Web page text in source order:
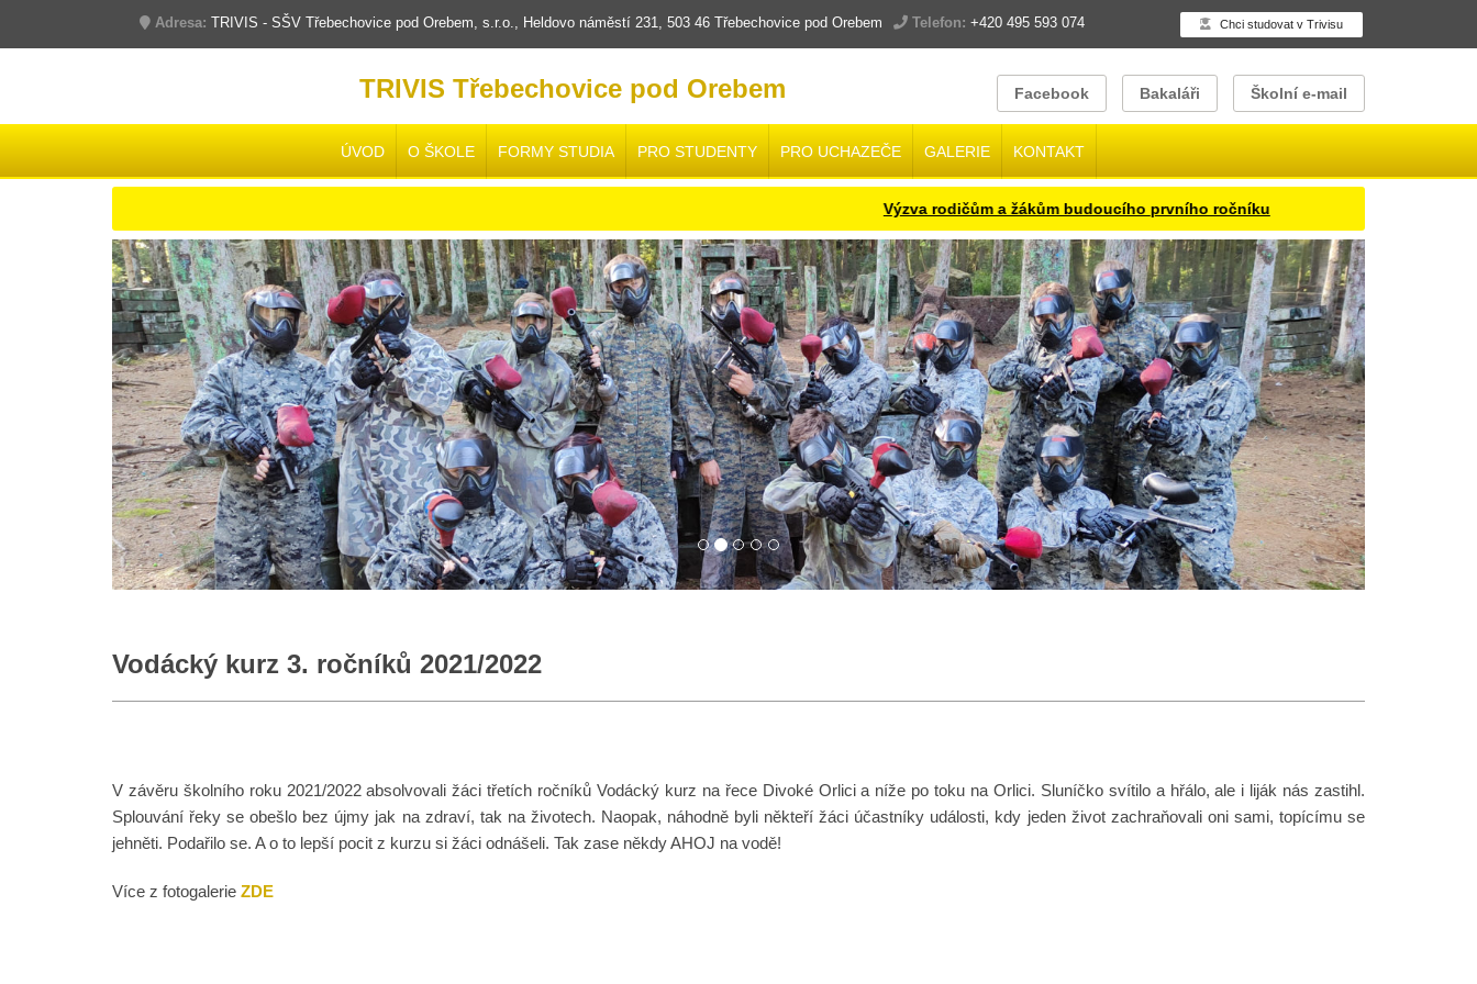
Adresa: TRIVIS - SŠV Třebechovice pod Orebem, s.r.o., Heldovo náměstí 231, 503 46 Třebechovice pod Orebem Telefon: +420 495 593 074 Chci studovat v Trivisu
TRIVIS Třebechovice pod Orebem Facebook Bakaláři Školní e-mail
ÚVOD O ŠKOLE FORMY STUDIA PRO STUDENTY PRO UCHAZEČE GALERIE KONTAKT
Výzva rodičům a žákům budoucího prvního ročníku
Vodácký kurz 3. ročníků 2021/2022
V závěru školního roku 2021/2022 absolvovali žáci třetích ročníků Vodácký kurz na řece Divoké Orlici a níže po toku na Orlici. Sluníčko svítilo a hřálo, ale i liják nás zastihl.
Splouvání řeky se obešlo bez újmy jak na zdraví, tak na životech. Naopak, náhodně byli někteří žáci účastníky události, kdy jeden život zachraňovali oni sami, topícímu se
jehněti. Podařilo se. A o to lepší pocit z kurzu si žáci odnášeli. Tak zase někdy AHOJ na vodě!
Více z fotogalerie ZDE